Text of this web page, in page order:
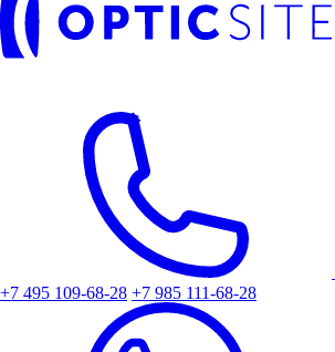
+7 495 109-68-28 +7 985 111-68-28